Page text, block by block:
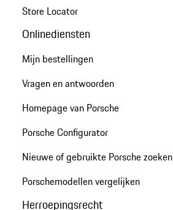
Store Locator
Onlinediensten
Mijn bestellingen
Vragen en antwoorden
Homepage van Porsche
Porsche Configurator
Nieuwe of gebruikte Porsche zoeken
Porschemodellen vergelijken
Herroepingsrecht